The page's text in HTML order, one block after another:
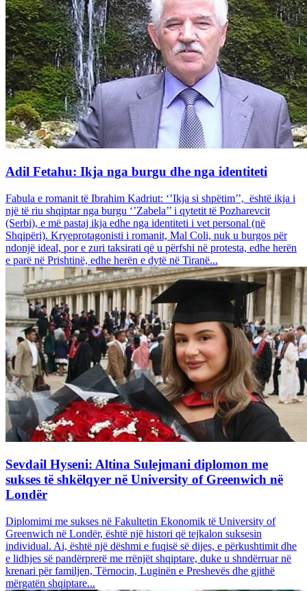
Adil Fetahu: Ikja nga burgu dhe nga identiteti
Fabula e romanit të Ibrahim Kadriut: ‘’Ikja si shpëtim’’, është ikja i
një të riu shqiptar nga burgu ‘’Zabela’’ i qytetit të Pozharevcit
(Serbi), e më pastaj ikja edhe nga identiteti i vet personal (në
Shqipëri). Kryeprotagonisti i romanit, Mal Coli, nuk u burgos për
ndonjë ideal, por e zuri taksirati që u përfshi në protesta, edhe herën
e parë në Prishtinë, edhe herën e dytë në Tiranë...
Sevdail Hyseni: Altina Sulejmani diplomon me
sukses të shkëlqyer në University of Greenwich në
Londër
Diplomimi me sukses në Fakultetin Ekonomik të University of
Greenwich në Londër, është një histori që tejkalon suksesin
individual. Ai, është një dëshmi e fuqisë së dijes, e përkushtimit dhe
e lidhjes së pandërprerë me rrënjët shqiptare, duke u shndërruar në
krenari për familjen, Tërnocin, Luginën e Preshevës dhe gjithë
mërgatën shqiptare...